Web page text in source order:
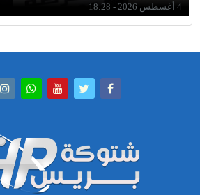
4 أغسطس 2026 - 18:28